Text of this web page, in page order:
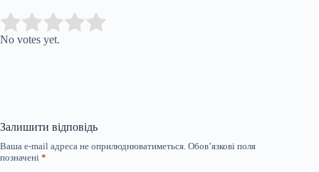
Rate this item:
No votes yet.
Залишити відповідь
Ваша e-mail адреса не оприлюднюватиметься. Обов’язкові поля
позначені *